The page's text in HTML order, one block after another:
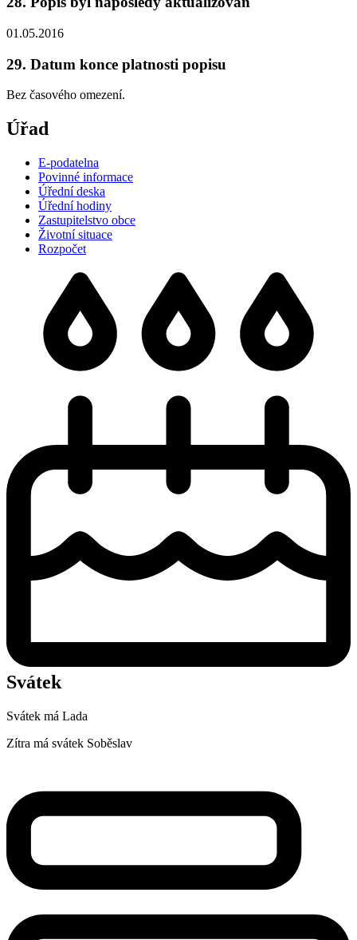
01.05.2016
29. Datum konce platnosti popisu
Bez časového omezení.
Úřad
E-podatelna
Povinné informace
Úřední deska
Úřední hodiny
Zastupitelstvo obce
Životní situace
Rozpočet
Svátek
Svátek má Lada
Zítra má svátek Soběslav